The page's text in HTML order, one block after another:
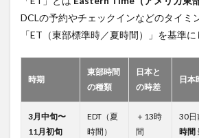
DCLの予約やチェックインなどのタイミ
「ET（東部標準時／夏時間）」を基準に
時期
東部時間
の種類
日本と
の時差
日本
3月中旬〜
11月初旬
EDT（夏
時間）
＋13時
間
30日
時間